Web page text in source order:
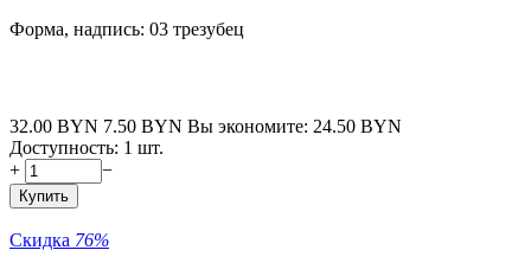
Форма, надпись: 03 трезубец
32.00 BYN 7.50 BYN Вы экономите: 24.50 BYN
Доступность: 1 шт.
+
−
Купить
Скидка 76%